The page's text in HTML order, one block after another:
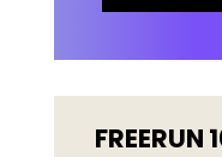
FREERUN